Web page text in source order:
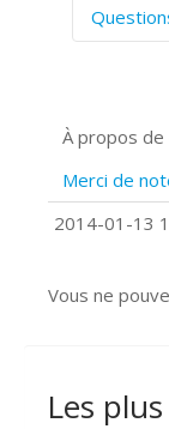
Prise
?
À propos de
Merci de
2014-01-13
Vous ne
Les